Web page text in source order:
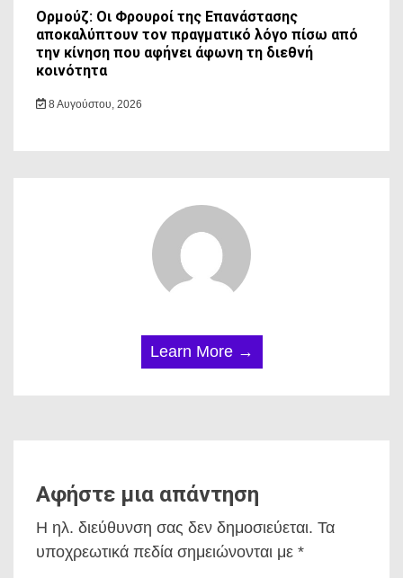
Ορμούζ: Οι Φρουροί της Επανάστασης
αποκαλύπτουν τον πραγματικό λόγο πίσω από
την κίνηση που αφήνει άφωνη τη διεθνή
κοινότητα
8 Αυγούστου, 2026
Learn More →
Αφήστε μια απάντηση
Η ηλ. διεύθυνση σας δεν δημοσιεύεται. Τα
υποχρεωτικά πεδία σημειώνονται με *